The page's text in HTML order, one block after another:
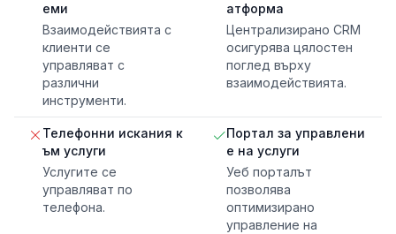
еми
Взаимодействията с
клиенти се
управляват с
различни
инструменти.
атформа
Централизирано CRM
осигурява цялостен
поглед върху
взаимодействията.
Телефонни искания к
ъм услуги
Услугите се
управляват по
телефона.
Портал за управлени
е на услуги
Уеб порталът
позволява
оптимизирано
управление на